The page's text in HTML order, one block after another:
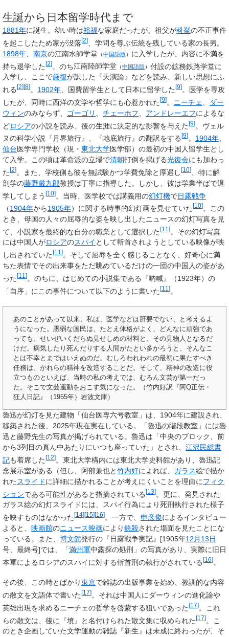
生誕から日本留学時代まで
1881年に誕生。幼い時は裕福な家庭だったが、祖父が科挙の不正事件
を起こしたため家が没落[2]
、学問を尊ぶ伝統を残している家の長男。
1898年
南京の江南水師学堂 （中国語版 ） に入学したが、内容に不満を
持ち退学した[2]。のち江南陸師学堂 （中国語版 ） 付設の鉱務鉄路学堂に
入学し、ここで厳復が訳した『天演論』などを読み、新しい思想にふ
れる [2][8] 。 1902年 、国費留学生として日本に留学した [9] 。医学を専攻
したが、同時に西洋の文学や哲学にも心惹かれた[9]。 ニーチェ
ダー
ウィンのみならず、 ゴーゴリ チェーホフ アンドレーエフによるな
どロシアの小説を読み、後の生涯に決定的な影響を与えた[9]
。ヴェル
ヌの科学小説『月界旅行』、『地底旅行』の翻訳をする [9] 。 1904年
仙台医学専門学校（現・ 東北大学医学部）の最初の中国人留学生とし
て入学。この頃は革命派の立場で清朝打倒を掲げる光復会にも加わっ
た[2]。また、学校側も彼を無試験かつ学費免除と厚遇し[10]
、特に解
剖学の藤野厳九郎教授は丁寧に指導した。しかし、彼は学業半ばで退
学してしまう [10] 。当時、医学校では講義用の幻灯機で日露戦争
（1904年から1905年）に関する時事的幻灯画を見せていた [10] 。この
とき、母国の人々の屈辱的な姿を映し出したニュースの幻灯写真を見
て、小説家を最終的な自分の職業として選択した[11 ]。その幻灯写真
には中国人がロシアのスパイ として斬首されようとしている映像が映
し出されていた [11 ] 。そして屈辱を全く感じることなく、好奇心に満
ちた表情でその出来事をただ眺めているだけの一団の中国人の姿があ
った [11 ] 。のちに、はじめての小説集である『吶喊』（1923年）の
「自序」にこの事件について以下のように書いた[11 ]。
あのことがあって以来、私は、医学などは肝要でない、と考えるよ
うになった。愚弱な国民は、たとえ体格がよく、どんなに頑強であ
っても、せいぜいくだらぬ見せしめの材料と、その見物人となるだ
けだ。病気したり死んだりする人間がたとい多かろうと、そんなこ
とは不幸とまではいえぬのだ。むしろわれわれの最初に果たすべき
任務は、かれらの精神を改造することだ。そして、精神の改造に役
立つものといえば、当時の私の考えでは、むろん文芸が第一だっ
た。そこで文芸運動をおこす気になった。（竹内好訳『阿Q正伝・
狂人日記』（1955年）岩波文庫）
魯迅が幻灯を見た建物「仙台医専六号教室」は、1904年に建設され、
移築された後、2025年現在実在している。「魯迅の階段教室」には魯
迅と藤野先生の写真が掲げられている。魯迅は「中央のブロック、前
から3列目の真ん中あたりにいつも座っていた」とされ、 江沢民総書
記も着席した[12]。東北大学構内には東北大学史料館があり、魯迅記
念展示室がある（但し、阿部兼也と竹内好によれば、 ガラス絵で描か
れた スライドに詳細に描かれることが考えにくいことを理由にフィク
ションである可能性があると指摘されている[13]。更に、発見された
ガラス絵の幻灯スライドには、スパイ行為により死刑執行された様子
を映すものはなかった [14][15][16] 。一方で、 申彦俊によるインタビュー
よると、 映画館のニュース映画により銃殺された場面を見たことにな
っている。また、 博文館発行の『日露戦争実記』[1905年12月13日
号、最終号]では、「満州軍中露探の処刑」の写真があり、実際に旧日
本軍によるロシアのスパイに対する斬首刑の執行がされている[16]。
その後、この時とばかり東京で雑誌の出版事業を始め、教訓的な内容
の散文を文語体で書いた [17] 。それは中国人にダーウィンの進化論や
英雄出現を求めるニーチェの哲学を啓蒙する狙いであった[17]。これ
らの散文は、後に『墳』と名付けられた散文集に収められた[17]。こ
のとき企画していた文学運動の雑誌『新生』は未成に終わったが、そ